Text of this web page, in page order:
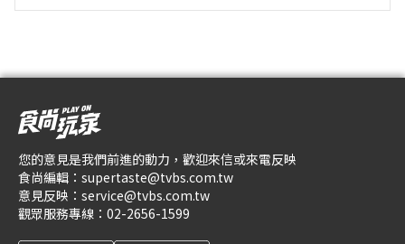
您的意見是我們前進的動力，歡迎來信或來電反映
食尚編輯： supertaste@tvbs.com.tw
意見反映： service@tvbs.com.tw
觀眾服務專線： 02-2656-1599